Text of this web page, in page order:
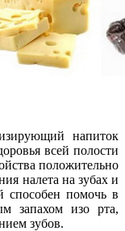
напиток
всей полости
положительно
налета на зубах и
способен помочь в
запахом изо рта,
зубов.